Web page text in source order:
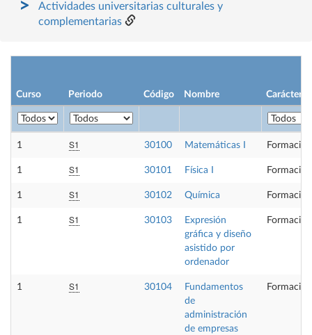
Actividades universitarias culturales y
complementarias
Curso Periodo Código Nombre Carácter
1 S1 30100 Matemáticas I
1 S1 30101 Física I
1 S1 30102 Química
1 S1 30103
Expresión
gráfica y diseño
asistido por
ordenador
1 S1 30104
Fundamentos
de
administración
de empresas